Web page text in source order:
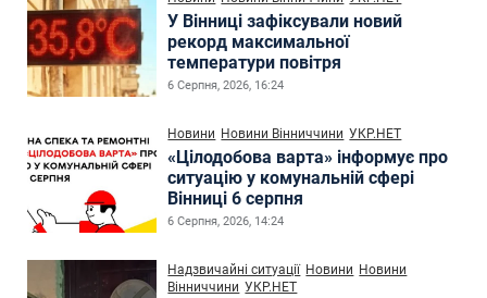
У Вінниці зафіксували новий
рекорд максимальної
температури повітря
6 Серпня, 2026, 16:24
Новини Новини Вінниччини УКР.НЕТ
«Цілодобова варта» інформує про
ситуацію у комунальній сфері
Вінниці 6 серпня
6 Серпня, 2026, 14:24
Надзвичайні ситуації Новини Новини
Вінниччини УКР.НЕТ